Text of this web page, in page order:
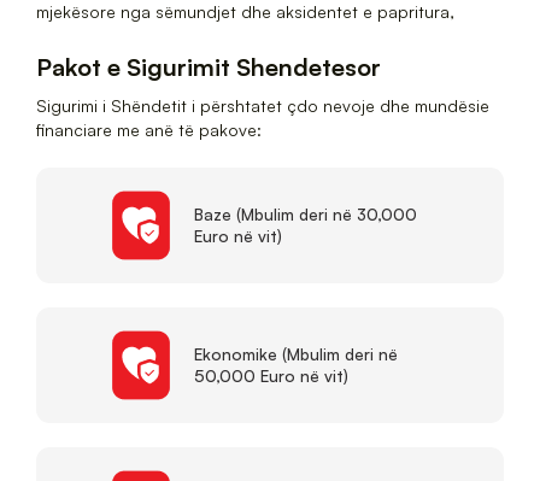
mjekësore nga sëmundjet dhe aksidentet e papritura,
Pakot e Sigurimit Shendetesor
Sigurimi i Shëndetit i përshtatet çdo nevoje dhe mundësie
financiare me anë të pakove:
Baze (Mbulim deri në 30,000
Euro në vit)
Ekonomike (Mbulim deri në
50,000 Euro në vit)